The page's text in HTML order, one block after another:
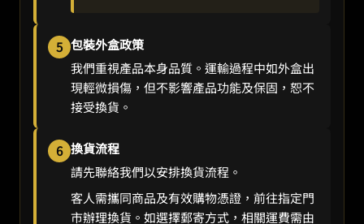
5 包裝外盒政策
我們重視產品本身品質。運輸過程中如外盒出
現輕微損傷，但不影響產品功能及保固，恕不
接受換貨。
6 換貨流程
請先聯絡我們以安排換貨流程。
客人需攜同商品及有效購物憑證，前往指定門
市辦理換貨。如選擇郵寄方式，相關運費需由